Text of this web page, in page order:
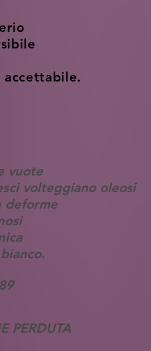
accettabile.
vuote
volteggiano oleosi
deforme
PERDUTA